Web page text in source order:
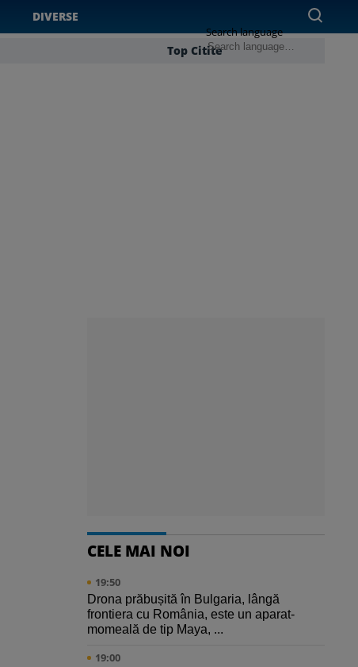
DIVERSE
Top Citite
Search language
CELE MAI NOI
19:50
Drona prăbușită în Bulgaria, lângă
frontiera cu România, este un aparat-
momeală de tip Maya, ...
19:00